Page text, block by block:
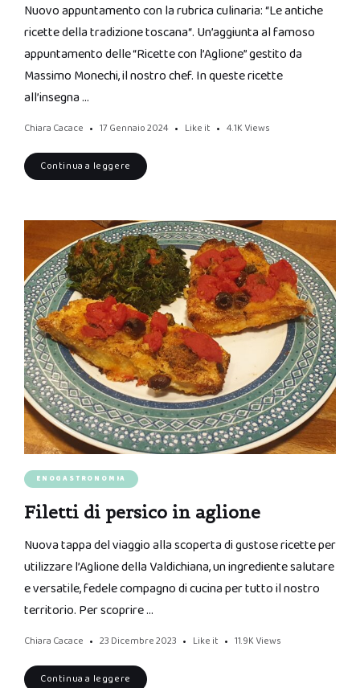
Nuovo appuntamento con la rubrica culinaria: “Le antiche
ricette della tradizione toscana“. Un’aggiunta al famoso
appuntamento delle “Ricette con l’Aglione” gestito da
Massimo Monechi, il nostro chef. In queste ricette
all’insegna …
Chiara Cacace 17 Gennaio 2024 Like it 4.1K Views
Continua a leggere
ENOGASTRONOMIA
Filetti di persico in aglione
Nuova tappa del viaggio alla scoperta di gustose ricette per
utilizzare l’Aglione della Valdichiana, un ingrediente salutare
e versatile, fedele compagno di cucina per tutto il nostro
territorio. Per scoprire …
Chiara Cacace 23 Dicembre 2023 Like it 11.9K Views
Continua a leggere